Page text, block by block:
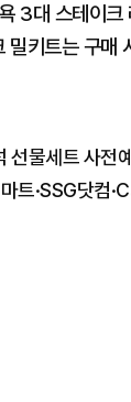
3대 스테이크
밀키트는 구매
선물세트 사전
트·SSG닷컴